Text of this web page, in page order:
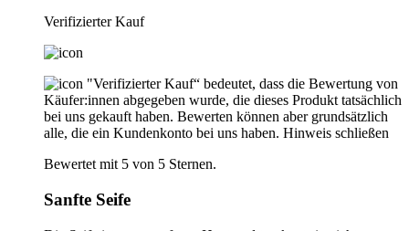
Verifizierter Kauf
"Verifizierter Kauf“ bedeutet, dass die Bewertung von
Käufer:innen abgegeben wurde, die dieses Produkt tatsächlich
bei uns gekauft haben. Bewerten können aber grundsätzlich
alle, die ein Kundenkonto bei uns haben. Hinweis schließen
Bewertet mit 5 von 5 Sternen.
Sanfte Seife